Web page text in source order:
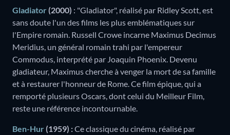
Gladiator (2000) : "Gladiator", réalisé par Ridley Scott, est
sans doute l'un des films les plus emblématiques sur
l'Empire romain. Russell Crowe incarne Maximus Decimus
Meridius, un général romain trahi par l'empereur
Commodus, interprété par Joaquin Phoenix. Devenu
gladiateur, Maximus cherche à venger la mort de sa famille
et à restaurer l'honneur de Rome. Ce film épique, qui a
remporté plusieurs Oscars, dont celui du Meilleur Film,
reste une référence incontournable.
Ben-Hur (1959) :Ce classique du cinéma, réalisé par